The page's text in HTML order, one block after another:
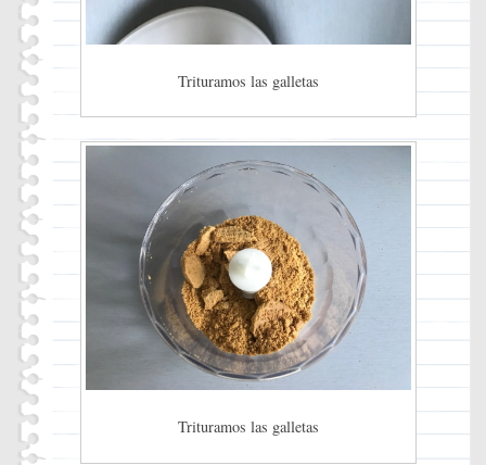
Trituramos las galletas
Trituramos las galletas